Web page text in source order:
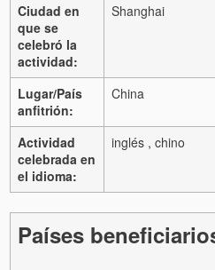
Ciudad en
que se
celebró la
actividad:
Shanghai
Lugar/País
anfitrión:
China
Actividad
celebrada en
el idioma:
inglés , chino
Países